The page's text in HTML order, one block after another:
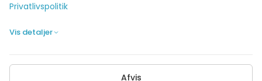
Kontakt
Privatlivspolitik
Vis detaljer
Afvis